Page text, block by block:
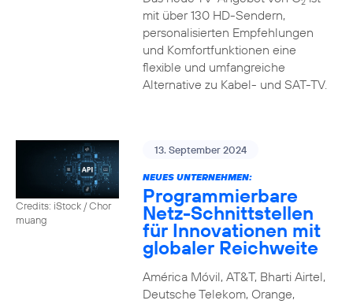
mit über 130 HD-Sendern,
personalisierten Empfehlungen
und Komfortfunktionen eine
flexible und umfangreiche
Alternative zu Kabel- und SAT-TV.
Credits: iStock / Chor
muang
13. September 2024
NEUES UNTERNEHMEN:
Programmierbare
Netz-Schnittstellen
für Innovationen mit
globaler Reichweite
América Móvil, AT&T, Bharti Airtel,
Deutsche Telekom, Orange,